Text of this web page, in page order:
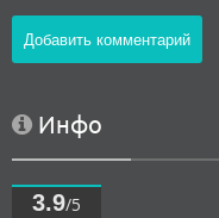
Инфо
3.9/5